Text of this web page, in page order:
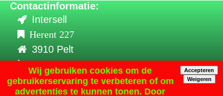
Contactinformatie:
Intersell
Herent 227
3910 Pelt
info@intersell.be
Wij gebruiken cookies om de
gebruikerservaring te verbeteren of om
advertenties te kunnen tonen. Door
Accepteren
Weigeren